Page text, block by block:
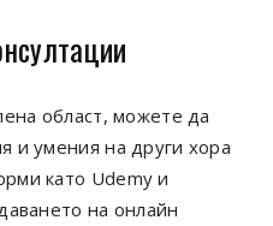
област, можете да
и умения на други хора
като Udemy и
на онлайн